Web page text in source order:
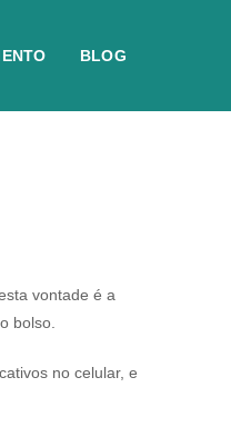
BLOG
vontade é a
bolso.
no celular, e